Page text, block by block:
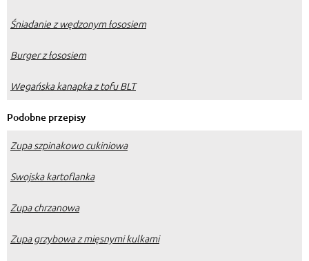
Śniadanie z wędzonym łososiem
Burger z łososiem
Wegańska kanapka z tofu BLT
Podobne przepisy
Zupa szpinakowo cukiniowa
Swojska kartoflanka
Zupa chrzanowa
Zupa grzybowa z mięsnymi kulkami